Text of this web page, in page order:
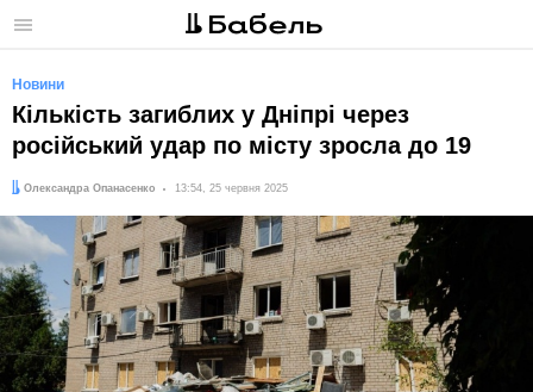
Меню
Новини
Кількість загиблих у Дніпрі через
російський удар по місту зросла до 19
Автор:
Олександра Опанасенко
Дата: 13:54, 25 червня 2025